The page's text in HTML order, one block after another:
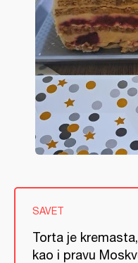
SAVET
Torta je
kao i pravu